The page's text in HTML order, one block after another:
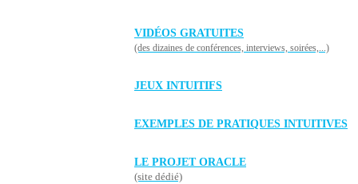
VIDÉOS GRATUITES
(des dizaines de conférences, interviews, soirées,...)
JEUX INTUITIFS
EXEMPLES DE PRATIQUES INTUITIVES
LE PROJET ORACLE
(site dédié)